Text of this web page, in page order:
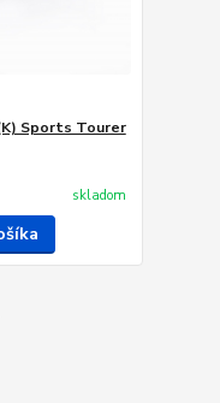
Sports Tourer
skladom